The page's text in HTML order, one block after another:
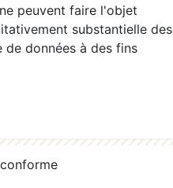
peuvent faire l'objet
substantielle des
données à des fins